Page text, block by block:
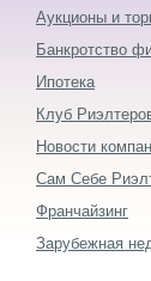
Аукционы и
Банкротство
Ипотека
Клуб
Новости
Сам Себе
Франчайзинг
Зарубежная